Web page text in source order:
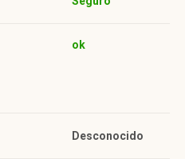
ok
Desconocido